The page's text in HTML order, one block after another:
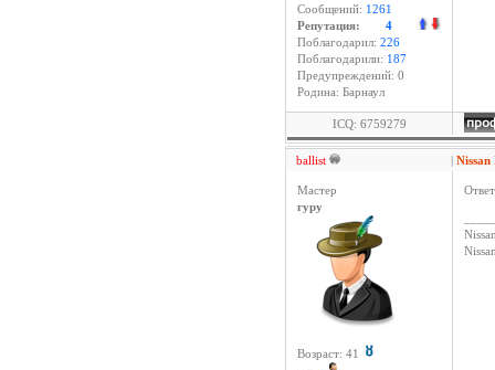
Сообщений: 1261
Репутация: 4
Поблагодарил: 226
Поблагодарили: 187
Предупреждений: 0
Родина: Барнаул
ICQ: 6759279
ballist |
Мастер
гуру
Возраст: 41